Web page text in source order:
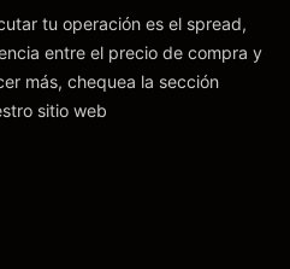
Cargos y tarifas
tu operación es el spread,
entre el precio de compra y
más, chequea la sección
sitio web